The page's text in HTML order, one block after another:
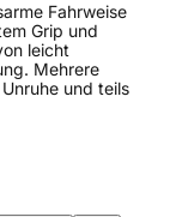
Fahrweise
Grip und
leicht
Mehrere
und teils